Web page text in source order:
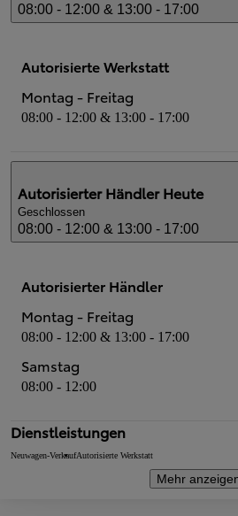
08:00 - 12:00 & 13:00 - 17:00
Autorisierte Werkstatt
Montag - Freitag
08:00 - 12:00 & 13:00 - 17:00
Autorisierter Händler Heute
Geschlossen
08:00 - 12:00 & 13:00 - 17:00
Autorisierter Händler
Montag - Freitag
08:00 - 12:00 & 13:00 - 17:00
Samstag
08:00 - 12:00
Dienstleistungen
Neuwagen-VerkaufAutorisierte Werkstatt
Mehr